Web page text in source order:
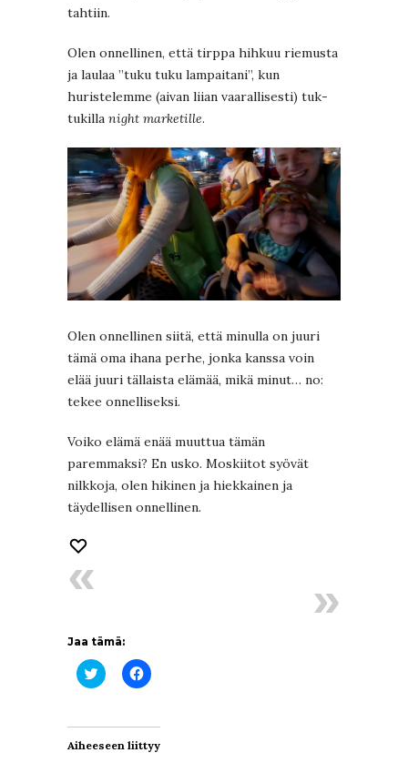
tahtiin.
Olen onnellinen, että tirppa hihkuu riemusta
ja laulaa ”tuku tuku lampaitani”, kun
huristelemme (aivan liian vaarallisesti) tuk-
tukilla night marketille.
Olen onnellinen siitä, että minulla on juuri
tämä oma ihana perhe, jonka kanssa voin
elää juuri tällaista elämää, mikä minut… no:
tekee onnelliseksi.
Voiko elämä enää muuttua tämän
paremmaksi? En usko. Moskiitot syövät
nilkkoja, olen hikinen ja hiekkainen ja
täydellisen onnellinen.
Jaa tämä:
Jaa
Twitterissä(Avautuu
Jaa
Facebookissa(Avautuu
Aiheeseen liittyy